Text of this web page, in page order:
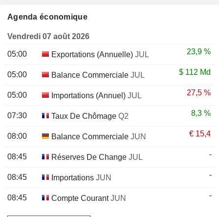
Agenda économique
Vendredi 07 août 2026
05:00 Exportations (Annuelle) JUL 23,9 %
05:00 Balance Commerciale JUL $ 112 Md
05:00 Importations (Annuel) JUL 27,5 %
07:30 Taux De Chômage Q2 8,3 %
08:00 Balance Commerciale JUN € 15,4
08:45 Réserves De Change JUL -
08:45 Importations JUN -
08:45 Compte CourantJUN -